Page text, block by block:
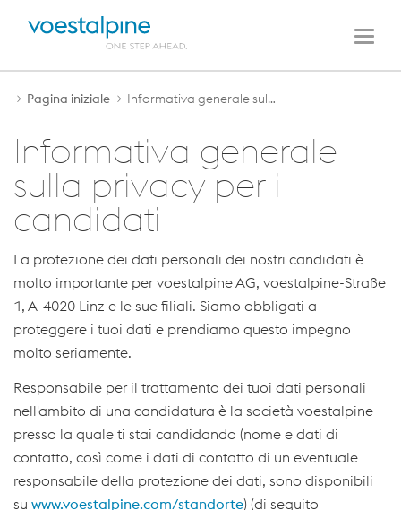
AllaNAVIGAZIONE
PRINCIPALE
Pagina iniziale Informativa generale sulla privacy per i candidati
Informativa generale
sulla privacy per i
candidati
La protezione dei dati personali dei nostri candidati è
molto importante per voestalpine AG, voestalpine-Straße
1, A-4020 Linz e le sue filiali. Siamo obbligati a
proteggere i tuoi dati e prendiamo questo impegno
molto seriamente.
Responsabile per il trattamento dei tuoi dati personali
nell'ambito di una candidatura è la società voestalpine
presso la quale ti stai candidando (nome e dati di
contatto, così come i dati di contatto di un eventuale
responsabile della protezione dei dati, sono disponibili
su www.voestalpine.com/standorte) (di seguito